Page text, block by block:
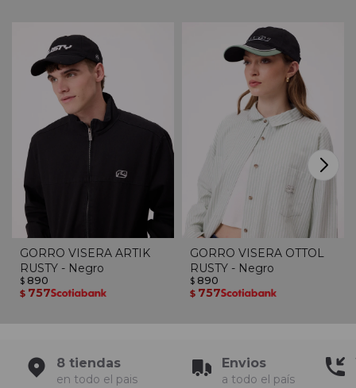
GORRO VISERA ARTIK
RUSTY - Negro
$ 890
$ 757
GORRO VISERA OTTOL
RUSTY - Negro
$ 890
$ 757
8 tiendas
en todo el pais
Envios
a todo el país